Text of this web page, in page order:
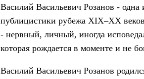
Василий Васильевич Розанов -
публицистики рубежа XIX–XX
- нервный, личный, иногда
которая рождается в моменте и не
Василий Васильевич Розанов